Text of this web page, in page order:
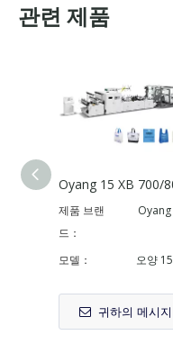
관련 제품
제품 브랜
드：
Oyang
모델： 오양 15
귀하의 메시지